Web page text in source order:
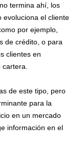
termina ahí, los
evoluciona el cliente
por ejemplo,
de crédito, o para
clientes en
de este tipo, pero
para la
en un mercado
información en el